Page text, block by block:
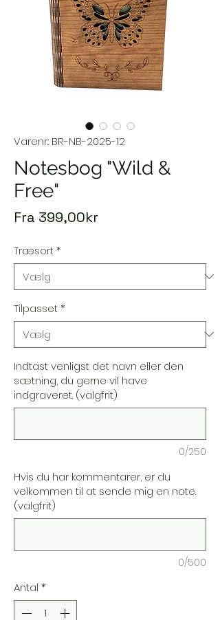
Varenr.: BR-NB-2025-12
Notesbog "Wild &
Free"
Fra 399,00krSalgspris
Træsort*
Tilpasset*
Indtast venligst det navn eller den
sætning, du gerne vil have
indgraveret. (valgfrit)
0/250
Hvis du har kommentarer, er du
velkommen til at sende mig en note.
(valgfrit)
0/500
Antal *